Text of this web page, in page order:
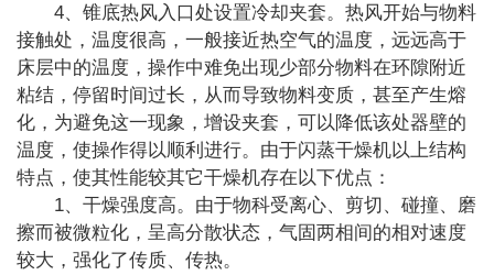
4、锥底热风入口处设置冷却夹套。热风开始与物料
接触处，温度很高，一般接近热空气的温度，远远高于
床层中的温度，操作中难免出现少部分物料在环隙附近
粘结，停留时间过长，从而导致物料变质，甚至产生熔
化，为避免这一现象， 增设夹套，可以降低该处器壁的
温度，使操作得以顺利进行。由于闪蒸干燥机以上结构
特点，使其性能较其它干燥机存在以下优点：
1、干燥强度高。由于物科受离心、剪切、碰撞、磨
擦而被微粒化，呈高分散状态，气固两相间的相对速度
较大，强化了传质、传热。